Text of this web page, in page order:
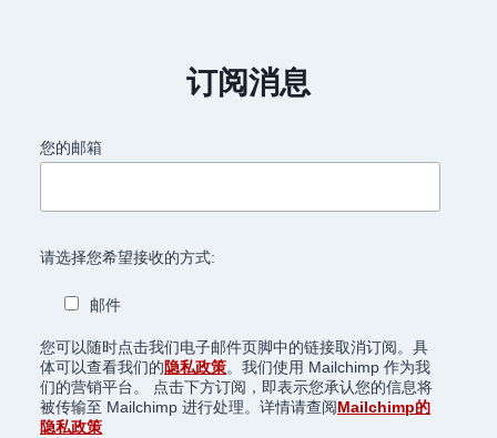
订阅消息
您的邮箱
请选择您希望接收的方式:
邮件
您可以随时点击我们电子邮件页脚中的链接取消订阅。具
体可以查看我们的隐私政策。我们使用 Mailchimp 作为我
们的营销平台。 点击下方订阅，即表示您承认您的信息将
被传输至 Mailchimp 进行处理。详情请查阅Mailchimp的
隐私政策